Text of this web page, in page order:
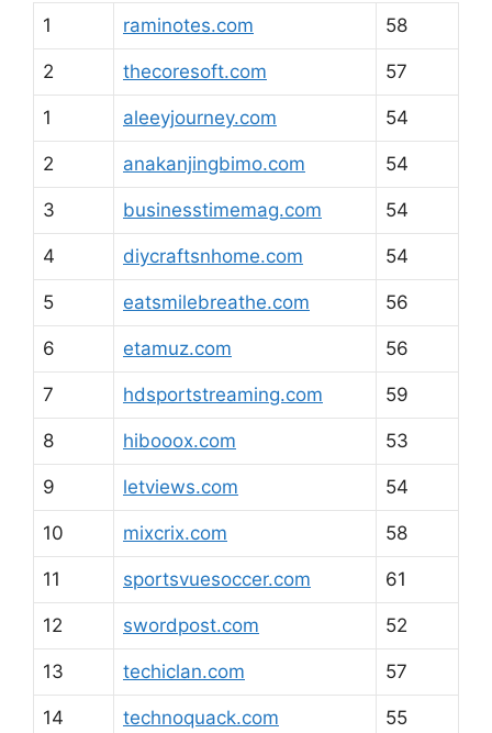
1 raminotes.com 58
2 thecoresoft.com 57
1 aleeyjourney.com 54
2 anakanjingbimo.com 54
3 businesstimemag.com 54
4 diycraftsnhome.com 54
5 eatsmilebreathe.com 56
6 etamuz.com 56
7 hdsportstreaming.com 59
8 hibooox.com 53
9 letviews.com 54
10 mixcrix.com 58
11 sportsvuesoccer.com 61
12 swordpost.com 52
13 techiclan.com 57
14 technoquack.com 55